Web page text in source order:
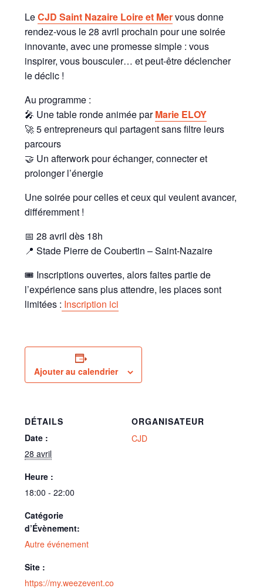
LeCJD Saint Nazaire Loire et Mervous donne
rendez-vous le 28 avril prochain pour une soirée
innovante, avec une promesse simple : vous
inspirer, vous bousculer… et peut-être déclencher
le déclic !
Au programme :
🎤 Une table ronde animée parMarie ELOY
🚀 5 entrepreneurs qui partagent sans filtre leurs
parcours
🤝 Un afterwork pour échanger, connecter et
prolonger l’énergie
Une soirée pour celles et ceux qui veulent avancer,
différemment !
📅 28 avril dès 18h
📍 Stade Pierre de Coubertin – Saint-Nazaire
🎟️ Inscriptions ouvertes, alors faites partie de
l’expérience sans plus attendre, les places sont
limitées : Inscription ici
Ajouter au calendrier
DÉTAILS
Date :
28 avril
Heure :
18:00 - 22:00
Catégorie
d’Évènement:
Autre événement
Site :
https://my.weezevent.co
ORGANISATEUR
CJD